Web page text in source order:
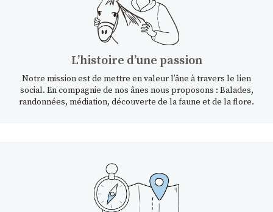
Lʼhistoire dʼune passion
Notre mission est de mettre en valeur l’âne à travers le lien
social. En compagnie de nos ânes nous proposons : Balades,
randonnées, médiation, découverte de la faune et de la flore.